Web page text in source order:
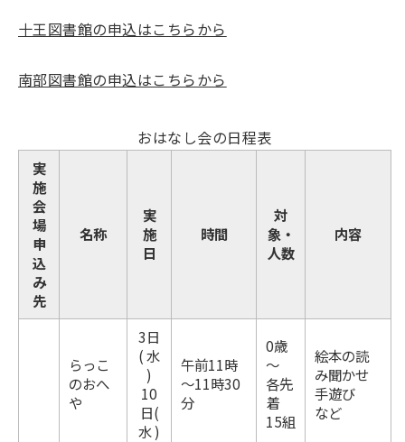
十王図書館の申込はこちらから
南部図書館の申込はこちらから
おはなし会の日程表
実
施
会
場
申
込
み
先
名称
実
施
日
時間
対
象・
人数
内容
らっこ
のおへ
や
3日
( 水
)
10
日(
水 )
午前11時
～11時30
分
0歳
～
各先
着
15組
絵本の読
み聞かせ
手遊び
など